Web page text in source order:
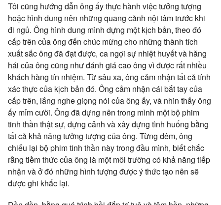
Tôi cũng hướng dẫn ông ấy thực hành việc tưởng tượng
hoặc hình dung nên những quang cảnh nội tâm trước khi
đi ngủ. Ông hình dung mình dựng một kịch bản, theo đó
cấp trên của ông đến chúc mừng cho những thành tích
xuất sắc ông đã đạt được, ca ngợi sự nhiệt huyết và hăng
hái của ông cũng như đánh giá cao ông vì được rất nhiều
khách hàng tín nhiệm. Từ sâu xa, ông cảm nhận tất cả tính
xác thực của kịch bản đó. Ông cảm nhận cái bắt tay của
cấp trên, lắng nghe giọng nói của ông ấy, và nhìn thấy ông
ấy mỉm cười. Ông đã dựng nên trong mình một bộ phim
tinh thần thật sự, dựng cảnh và xây dựng tình huống bằng
tất cả khả năng tưởng tượng của ông. Từng đêm, ông
chiếu lại bộ phim tinh thần này trong đầu mình, biết chắc
rằng tiềm thức của ông là một môi trường có khả năng tiếp
nhận và ở đó những hình tượng được ý thức tạo nên sẽ
được ghi khắc lại.